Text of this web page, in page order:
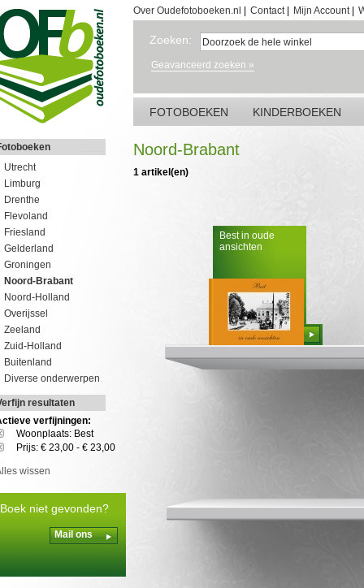
Over Oudefotoboeken.nl Contact| Mijn Account|
Zoeken:
Geavanceerd zoeken »
FOTOBOEKEN KINDERBOEKEN
Utrecht
Limburg
Drenthe
Flevoland
Friesland
Gelderland
Groningen
Noord-Brabant
Noord-Holland
Overijssel
Zeeland
Zuid-Holland
Buitenland
Diverse onderwerpen
resultaten
verfijningen:
Woonplaats: Best
Prijs: € 23,00 - € 23,00
wissen
Boek niet gevonden?
Mail ons
Noord-Brabant
1 artikel(en)
Best in oude
ansichten
Bestellen